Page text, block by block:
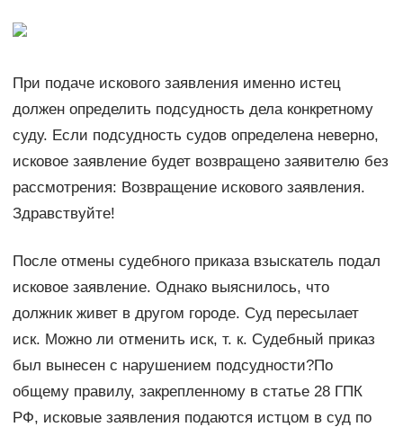
При подаче искового заявления именно истец
должен определить подсудность дела конкретному
суду. Если подсудность судов определена неверно,
исковое заявление будет возвращено заявителю без
рассмотрения: Возвращение искового заявления.
Здравствуйте!
После отмены судебного приказа взыскатель подал
исковое заявление. Однако выяснилось, что
должник живет в другом городе. Суд пересылает
иск. Можно ли отменить иск, т. к. Судебный приказ
был вынесен с нарушением подсудности?По
общему правилу, закрепленному в статье 28 ГПК
РФ, исковые заявления подаются истцом в суд по